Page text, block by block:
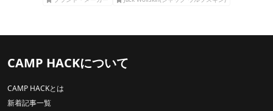
CAMP HACKについて
CAMP HACKとは
新着記事一覧